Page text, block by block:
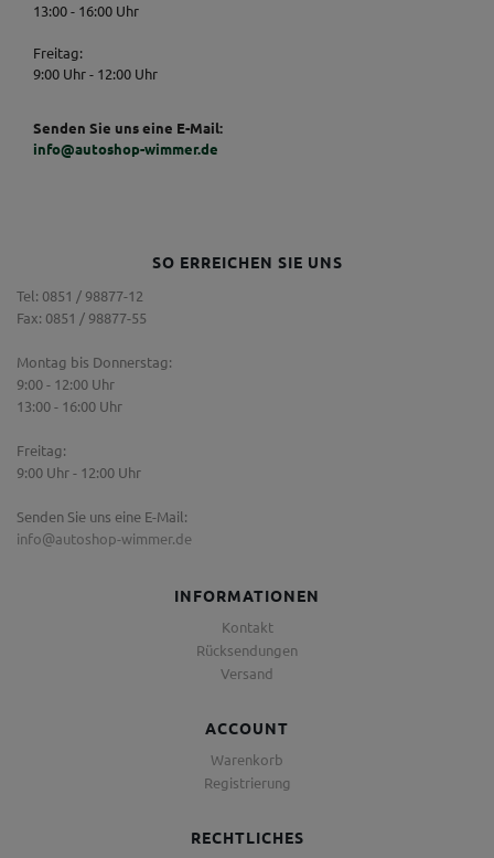
13:00 - 16:00 Uhr
Freitag:
9:00 Uhr - 12:00 Uhr
Senden Sie uns eine E-Mail:
info@autoshop-wimmer.de
SO ERREICHEN SIE UNS
Tel: 0851 / 98877-12
Fax: 0851 / 98877-55
Montag bis Donnerstag:
9:00 - 12:00 Uhr
13:00 - 16:00 Uhr
Freitag:
9:00 Uhr - 12:00 Uhr
Senden Sie uns eine E-Mail:
info@autoshop-wimmer.de
INFORMATIONEN
Kontakt
Rücksendungen
Versand
ACCOUNT
Warenkorb
Registrierung
RECHTLICHES